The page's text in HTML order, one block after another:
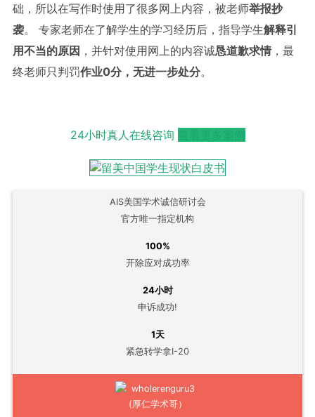
础，所以在写作时使用了很多网上内容，被老师举报抄
袭。 专家老师在了解学生的学习经历后，指导学生解释引
用不当的原因 ，并针对使用网上的内容诚恳道歉求情 ，最
终老师只判罚作业0分，无进一步处分。
24小时真人在线咨询
AIS美国学术诚信研讨会
官方唯一指定机构
100%
开除应对成功率
24小时
申诉成功!
1天
紧急转学拿I-20